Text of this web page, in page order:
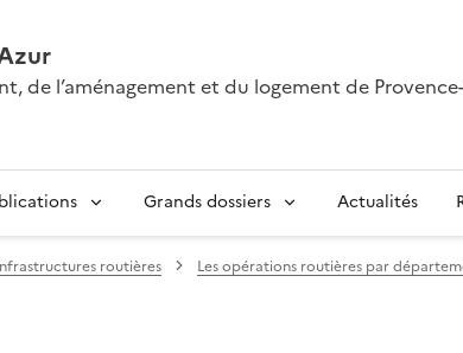
de l’aménagement et du logement de
Grands dossiers Actualités
routières Les opérations routières par